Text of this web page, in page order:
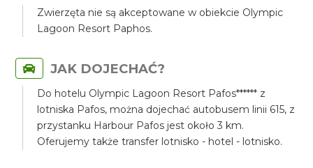
Zwierzęta nie są akceptowane w obiekcie Olympic
Lagoon Resort Paphos.
JAK DOJECHAĆ?
Do hotelu Olympic Lagoon Resort Pafos****** z
lotniska Pafos, można dojechać autobusem linii 615, z
przystanku Harbour Pafos jest około 3 km.
Oferujemy także transfer lotnisko - hotel - lotnisko.